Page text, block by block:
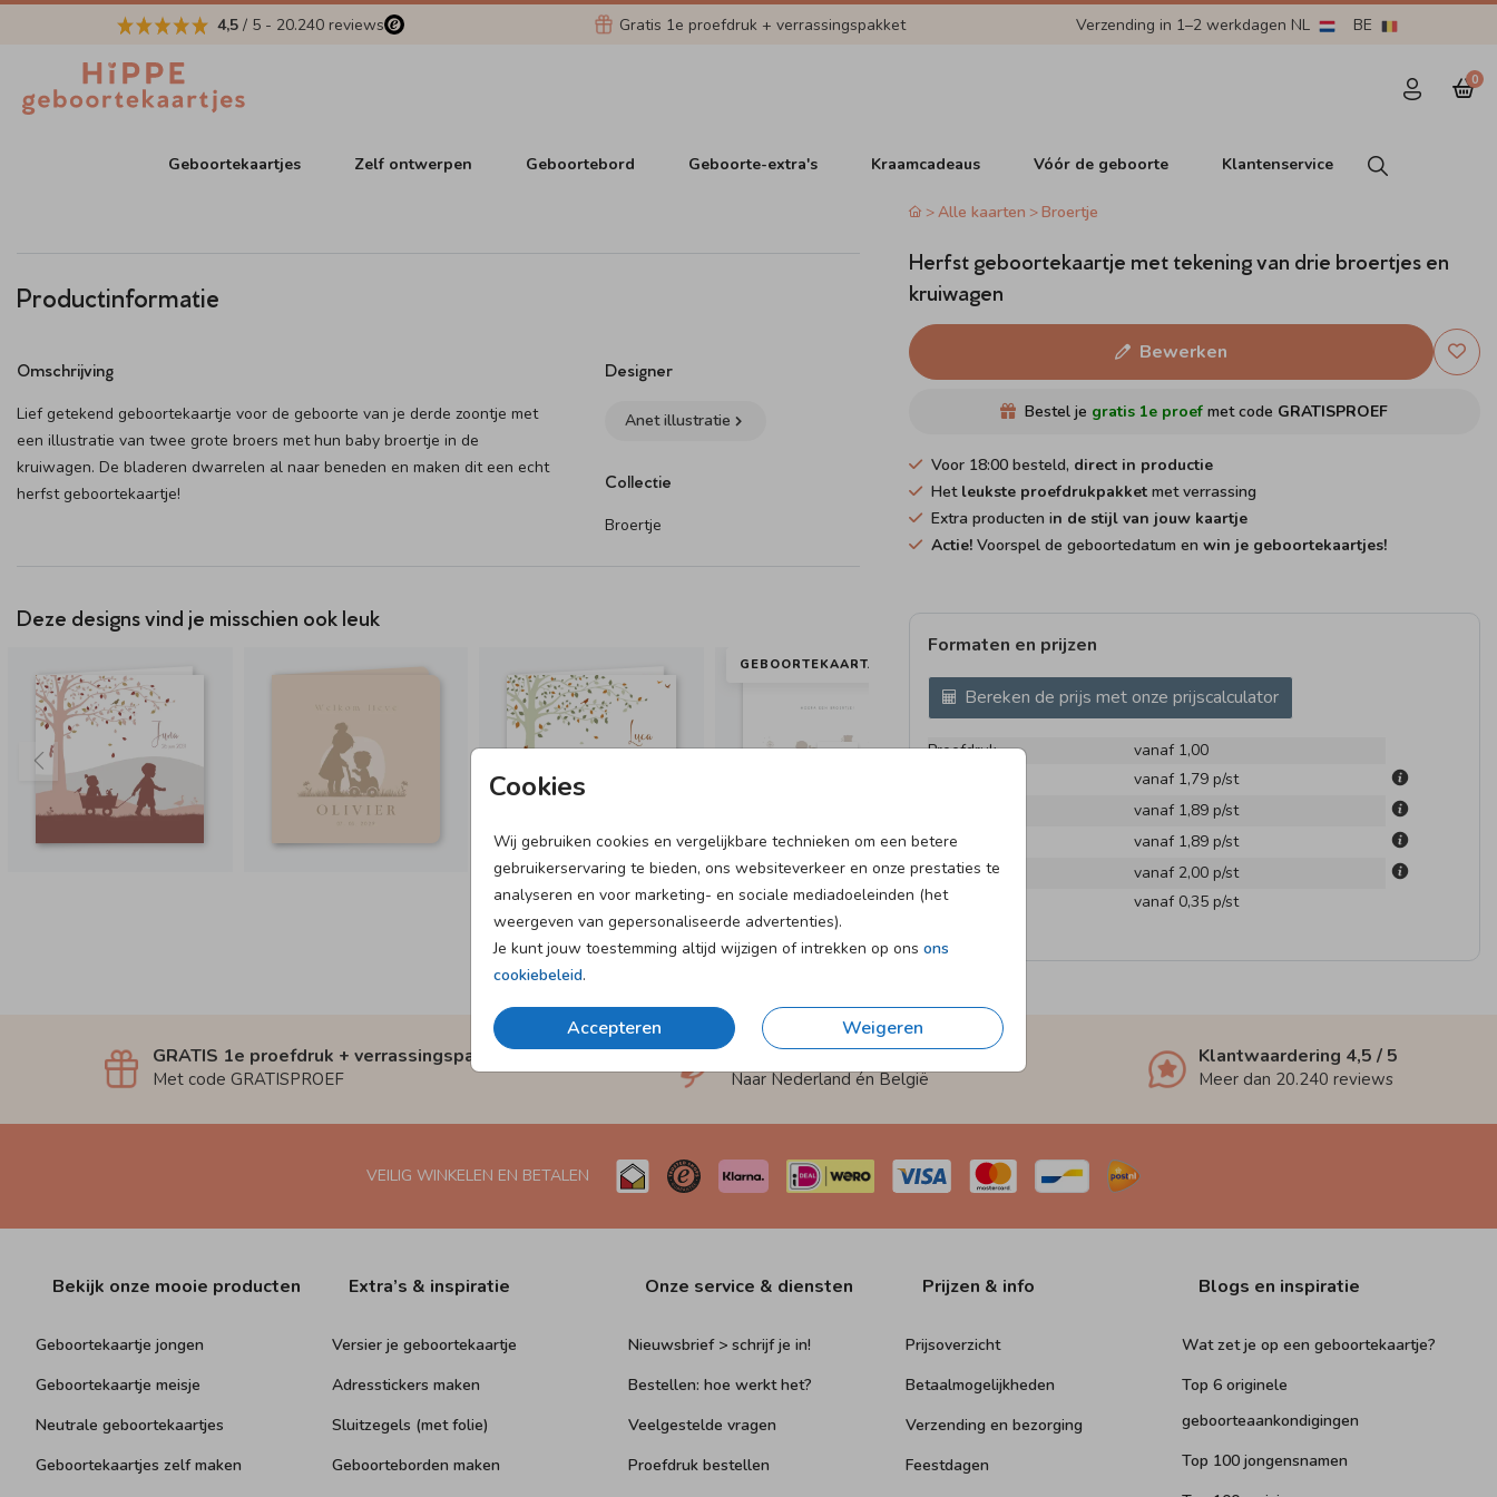
4,5 / 5 - 20.240 reviews Gratis 1e proefdruk + verrassingspakket Verzending in 1–2 werkdagen NL BE
0
Geboortekaartjes Zelf ontwerpen Geboortebord Geboorte-extra's Kraamcadeaus Vóór de geboorte Klantenservice
Cookies
Wij gebruiken cookies en vergelijkbare technieken om een betere
gebruikerservaring te bieden, ons websiteverkeer en onze prestaties te
analyseren en voor marketing- en sociale mediadoeleinden (het
weergeven van gepersonaliseerde advertenties).
Je kunt jouw toestemming altijd wijzigen of intrekken op ons ons
cookiebeleid.
Accepteren Weigeren
Productinformatie
Omschrijving
Lief getekend geboortekaartje voor de geboorte van je derde zoontje met
een illustratie van twee grote broers met hun baby broertje in de
kruiwagen. De bladeren dwarrelen al naar beneden en maken dit een echt
herfst geboortekaartje!
Designer
Anet illustratie
Collectie
Broertje
Deze designs vind je misschien ook leuk
GEBOORTEKAARTJE
Alle kaarten Broertje
Herfst geboortekaartje met tekening van drie broertjes en
kruiwagen
Bewerken
Bestel je gratis 1e proef met code GRATISPROEF
Voor 18:00 besteld, direct in productie
Het leukste proefdrukpakketmet verrassing
Extra producten in de stijl van jouw kaartje
Actie!Voorspel de geboortedatum en win je geboortekaartjes!
Formaten en prijzen
Bereken de prijs met onze prijscalculator
Proefdruk
vanaf 1,00
vanaf 1,79 p/st
vanaf 1,89 p/st
13 × 13 cm
vanaf 1,89 p/st
15 × 15 cm
vanaf 2,00 p/st
Enveloppen
vanaf 0,35 p/st
GRATIS 1e proefdruk + verrassingspakket
Met code GRATISPROEF
Verzending in 1-2 werkdagen
Naar Nederland én België
Klantwaardering 4,5 / 5
Meer dan 20.240 reviews
VEILIG WINKELEN EN BETALEN
Bekijk onze mooie producten
Geboortekaartje jongen
Geboortekaartje meisje
Neutrale geboortekaartjes
Geboortekaartjes zelf maken
Extra’s & inspiratie
Versier je geboortekaartje
Adresstickers maken
Sluitzegels (met folie)
Geboorteborden maken
Onze service & diensten
Nieuwsbrief > schrijf je in!
Bestellen: hoe werkt het?
Veelgestelde vragen
Proefdruk bestellen
Prijzen & info
Prijsoverzicht
Betaalmogelijkheden
Verzending en bezorging
Feestdagen
Blogs en inspiratie
Wat zet je op een geboortekaartje?
Top 6 originele
geboorteaankondigingen
Top 100 jongensnamen